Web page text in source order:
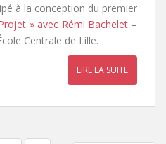
à la conception du premier
» avec Rémi Bachelet –
Centrale de Lille.
LIRE LA SUITE